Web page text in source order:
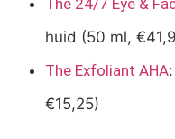
huid (50 ml,
The Exfoliant AHA
€15,25)